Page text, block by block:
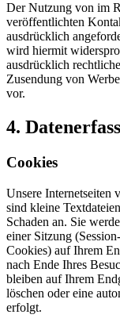
Der Nutzung von im
veröffentlichten
ausdrücklich
wird hiermit
ausdrücklich
Zusendung von
vor.
4.
Cookies
Unsere Internetseiten
sind kleine
Schaden an. Sie
einer Sitzung
Cookies) auf Ihrem
nach Ende Ihres
bleiben auf Ihrem
löschen oder eine
erfolgt.